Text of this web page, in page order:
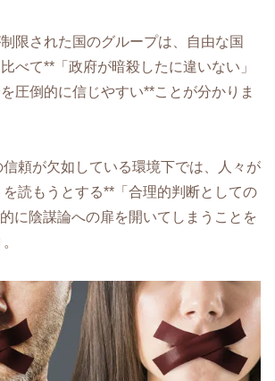
制限された国のグループは、自由な国
べて**「政府が暗殺したに違いない」
圧倒的に信じやすい**ことが分かりま
頼が欠如している環境下では、人々が
を読もうとする**「合理的判断としての
に陰謀論への扉を開いてしまうことを